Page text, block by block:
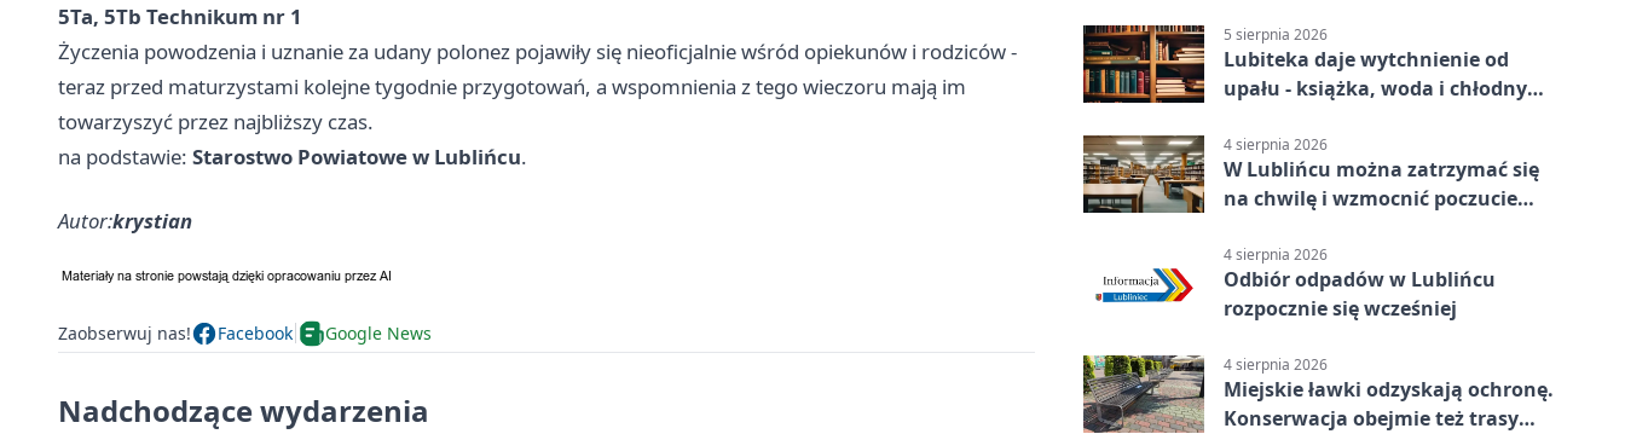
5Ta, 5Tb Technikum nr 1
Życzenia powodzenia i uznanie za udany polonez pojawiły się nieoficjalnie wśród opiekunów i rodziców -
teraz przed maturzystami kolejne tygodnie przygotowań, a wspomnienia z tego wieczoru mają im
towarzyszyć przez najbliższy czas.
na podstawie: Starostwo Powiatowe w Lublińcu.
Autor:krystian
Zaobserwuj nas! Facebook Google News
Nadchodzące wydarzenia
5 sierpnia 2026
Lubiteka daje wytchnienie od
upału - książka, woda i chłodny
4 sierpnia 2026
W Lublińcu można zatrzymać się
na chwilę i wzmocnić poczucie
4 sierpnia 2026
Odbiór odpadów w Lublińcu
rozpocznie się wcześniej
4 sierpnia 2026
Miejskie ławki odzyskają ochronę.
Konserwacja obejmie też trasy